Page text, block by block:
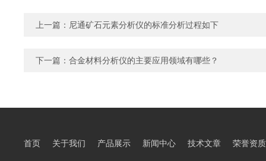
上一篇： 尼通矿石元素分析仪的标准分析过程如下
下一篇： 合金材料分析仪的主要应用领域有哪些？
首页 关于我们 产品展示 新闻中心 技术文章 荣誉资质